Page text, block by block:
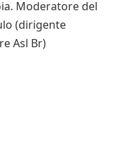
Moderatore del
(dirigente
Asl Br)